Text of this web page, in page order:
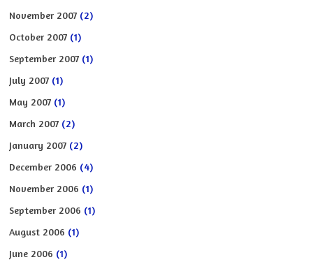
November 2007 (2)
October 2007 (1)
September 2007 (1)
July 2007 (1)
May 2007 (1)
March 2007 (2)
January 2007 (2)
December 2006 (4)
November 2006 (1)
September 2006 (1)
August 2006 (1)
June 2006 (1)